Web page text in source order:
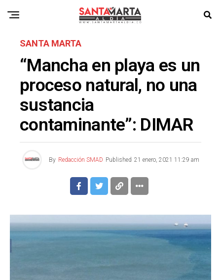
SANTA MARTA
“Mancha en playa es un
proceso natural, no una
sustancia
contaminante”: DIMAR
By Redacción SMAD Published 21 enero, 2021 11:29 am